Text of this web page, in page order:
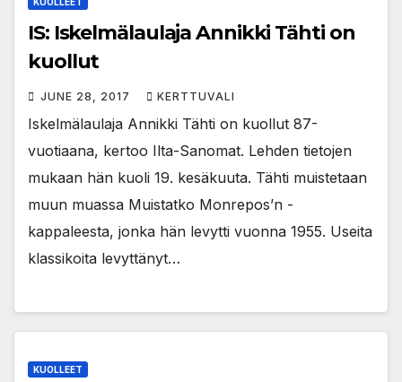
IS: Iskelmälaulaja Annikki Tähti on
kuollut
JUNE 28, 2017 KERTTUVALI
Iskelmälaulaja Annikki Tähti on kuollut 87-
vuotiaana, kertoo Ilta-Sanomat. Lehden tietojen
mukaan hän kuoli 19. kesäkuuta. Tähti muistetaan
muun muassa Muistatko Monrepos’n -
kappaleesta, jonka hän levytti vuonna 1955. Useita
klassikoita levyttänyt…
KUOLLEET